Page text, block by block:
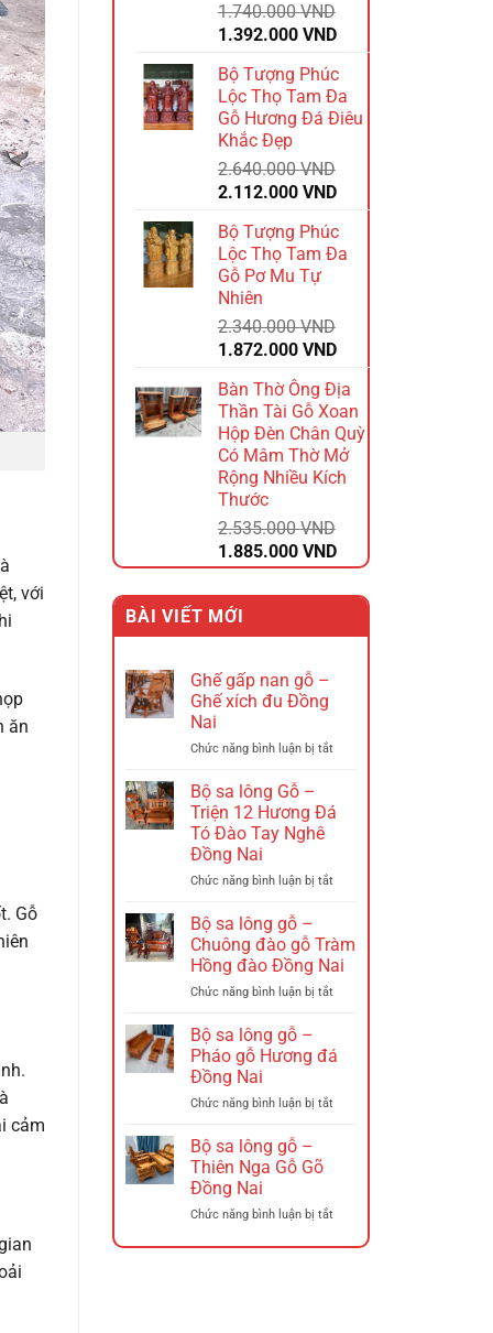
với
ăn
Gỗ
cảm
1.740.000VND
Giá
là:
1.740.000 VND.
1.392.000 VNDGiá
hiện
tại
là:
1.392.000 VND.
Bộ Tượng Phúc
Lộc Thọ Tam Đa
Gỗ Hương Đá Điêu
Khắc Đẹp
2.640.000VND
Giá
là:
2.640.000 VND.
2.112.000 VNDGiá
hiện
tại
là:
Bộ Tượng Phúc
Lộc Thọ Tam Đa
Gỗ Pơ Mu Tự
Nhiên
2.340.000VND
Giá
là:
2.340.000 VND.
1.872.000 VNDGiá
hiện
tại
là:
1.872.000 VND.
Bàn Thờ Ông Địa
Thần Tài Gỗ Xoan
Hộp Đèn Chân Quỳ
Có Mâm Thờ Mở
Rộng Nhiều Kích
Thước
2.535.000VND
Giá
gốc
là:
2.535.000 VND.
1.885.000 VNDGiá
hiện
tại
1.885.000 VND.
BÀI VIẾT MỚI
Ghế gấp nan gỗ –
Ghế xích đu Đồng
Nai
Chức năng bình luận bị tắtở
nan
gỗ
xích
Nai
Bộ sa lông Gỗ –
Triện 12 Hương Đá
Tó Đào Tay Nghê
Đồng Nai
Chức năng bình luận bị tắtở
lông
Gỗ
–
Triện
Đá
Tó
Tay
Bộ sa lông gỗ –
Chuông đào gỗ Tràm
Hồng đào Đồng Nai
Chức năng bình luận bị tắtở
lông
gỗ
Chuông
Đồng
Bộ sa lông gỗ –
Pháo gỗ Hương đá
Đồng Nai
Chức năng bình luận bị tắtở
Pháo
Hương
Bộ sa lông gỗ –
Thiên Nga Gỗ Gõ
Đồng Nai
Chức năng bình luận bị tắtở
sa